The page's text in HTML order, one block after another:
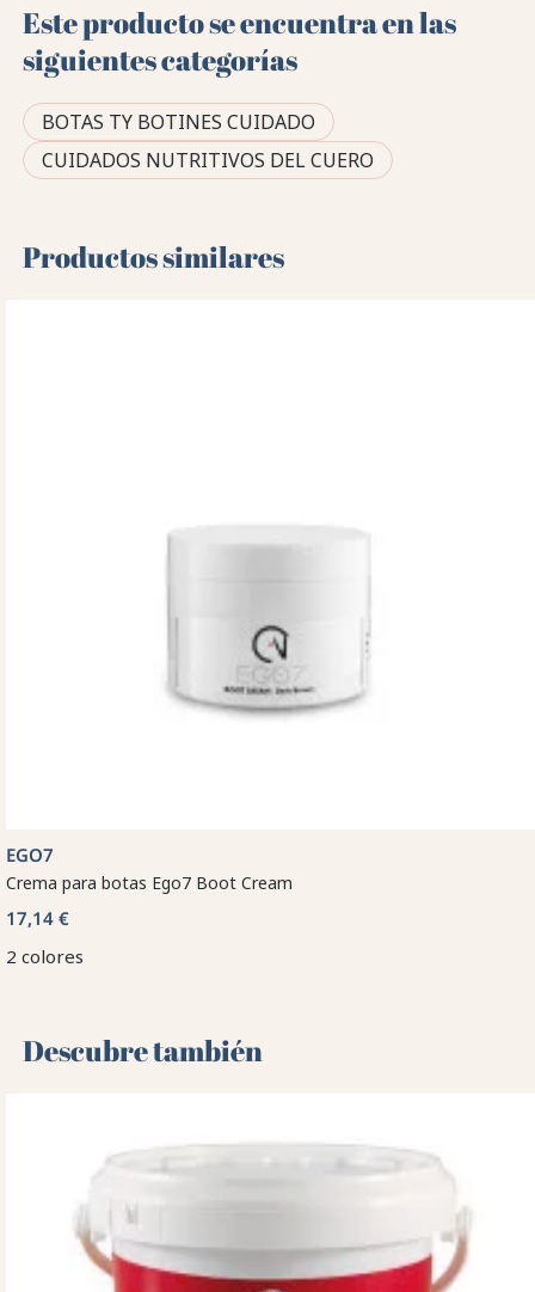
Este producto se encuentra en las
siguientes categorías
BOTAS TY BOTINES CUIDADO
CUIDADOS NUTRITIVOS DEL CUERO
Productos similares
EGO7
Crema para botas Ego7 Boot Cream
17,14 €
2 colores
Descubre también 🌻